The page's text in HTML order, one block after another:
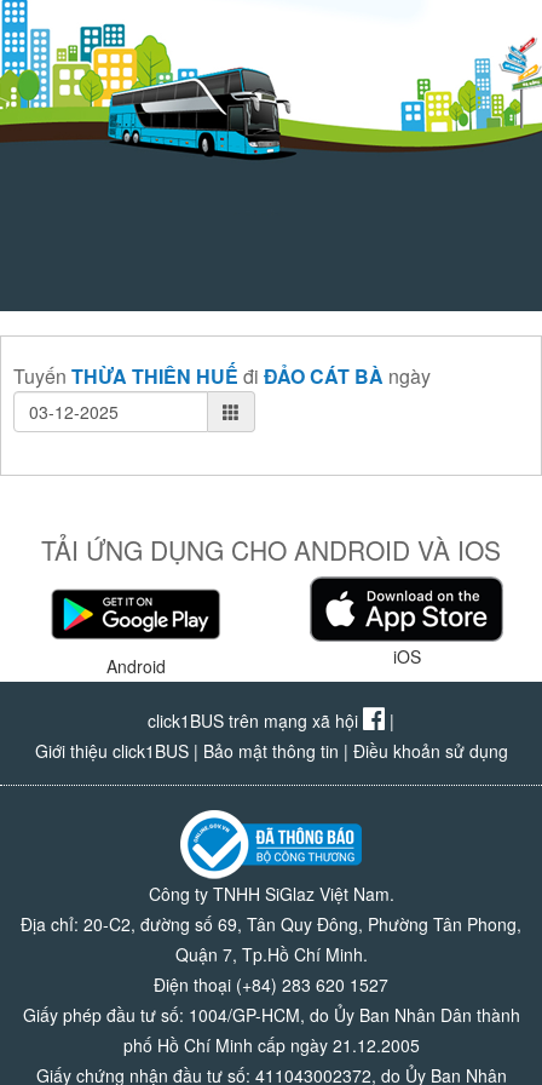
Tuyến THỪA THIÊN HUẾ đi ĐẢO CÁT BÀ ngày
TẢI ỨNG DỤNG CHO ANDROID VÀ IOS
Android iOS
click1BUS trên mạng xã hội
|
Giới thiệu click1BUS| Bảo mật thông tin | Điều khoản sử dụng
Công ty TNHH SiGlaz Việt Nam.
Địa chỉ: 20-C2, đường số 69, Tân Quy Đông, Phường Tân Phong,
Quận 7, Tp.Hồ Chí Minh.
Điện thoại (+84) 283 620 1527
Giấy phép đầu tư số: 1004/GP-HCM, do Ủy Ban Nhân Dân thành
phố Hồ Chí Minh cấp ngày 21.12.2005
Giấy chứng nhận đầu tư số: 411043002372, do Ủy Ban Nhân